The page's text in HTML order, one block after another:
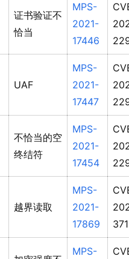
证书验证不
恰当
MPS-
2021-
17446
UAF
MPS-
2021-
17447
不恰当的空
终结符
MPS-
2021-
17454
越界读取
MPS-
2021-
17869
MPS-